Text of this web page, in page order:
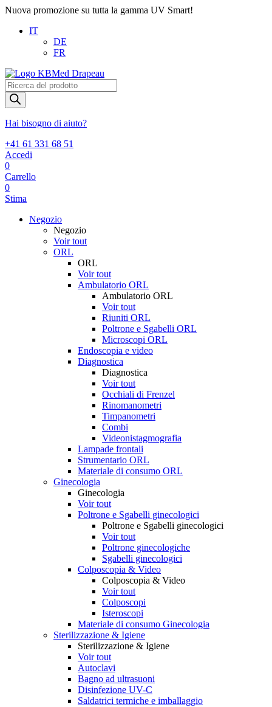
Nuova promozione su tutta la gamma UV Smart!
IT
DE
FR
Products
search
Hai bisogno di aiuto?
+41 61 331 68 51
Accedi
0
Carrello
0
Stima
Negozio
Negozio
Voir tout
ORL
ORL
Voir tout
Ambulatorio ORL
Ambulatorio ORL
Voir tout
Riuniti ORL
Poltrone e Sgabelli ORL
Microscopi ORL
Endoscopia e video
Diagnostica
Diagnostica
Voir tout
Occhiali di Frenzel
Rinomanometri
Timpanometri
Combi
Videonistagmografia
Lampade frontali
Strumentario ORL
Materiale di consumo ORL
Ginecologia
Ginecologia
Voir tout
Poltrone e Sgabelli ginecologici
Poltrone e Sgabelli ginecologici
Voir tout
Poltrone ginecologiche
Sgabelli ginecologici
Colposcopia & Video
Colposcopia & Video
Voir tout
Colposcopi
Isteroscopi
Materiale di consumo Ginecologia
Sterilizzazione & Igiene
Sterilizzazione & Igiene
Voir tout
Autoclavi
Bagno ad ultrasuoni
Disinfezione UV-C
Saldatrici termiche e imballaggio